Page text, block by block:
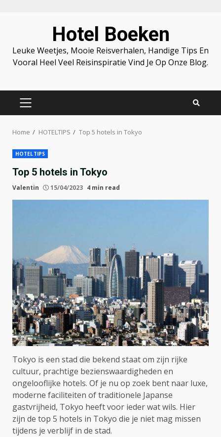
Hotel Boeken
Leuke Weetjes, Mooie Reisverhalen, Handige Tips En
Vooral Heel Veel Reisinspiratie Vind Je Op Onze Blog.
PRIMARY
Home HOTELTIPS Top 5 hotels in Tokyo
HOTELTIPS
Top 5 hotels in Tokyo
Valentin 15/04/2023 4 min read
Tokyo is een stad die bekend staat om zijn rijke
cultuur, prachtige bezienswaardigheden en
ongelooflijke hotels. Of je nu op zoek bent naar luxe,
moderne faciliteiten of traditionele Japanse
gastvrijheid, Tokyo heeft voor ieder wat wils. Hier
zijn de top 5 hotels in Tokyo die je niet mag missen
tijdens je verblijf in de stad.